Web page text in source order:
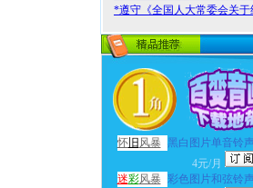
*遵守《全国人大常委会关于
怀旧 风暴
黑白图片单音铃声
4元/月
迷彩风暴 彩色图片和弦铃声